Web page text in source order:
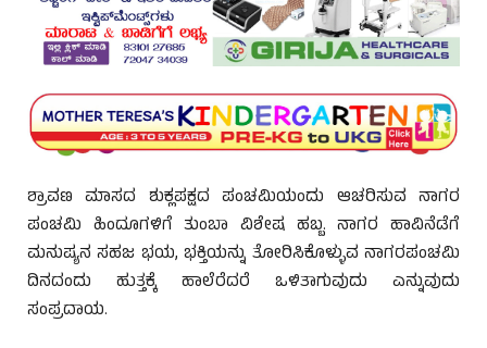
ಶ್ರಾವಣ ಮಾಸದ ಶುಕ್ಲಪಕ್ಷದ ಪಂಚಮಿಯಂದು ಆಚರಿಸುವ ನಾಗರ
ಪಂಚಮಿ ಹಿಂದೂಗಳಿಗೆ ತುಂಬಾ ವಿಶೇಷ ಹಬ್ಬ. ನಾಗರ ಹಾವಿನೆಡೆಗೆ
ಮನುಷ್ಯನ ಸಹಜ ಭಯ, ಭಕ್ತಿಯನ್ನು ತೋರಿಸಿಕೊಳ್ಳುವ ನಾಗರಪಂಚಮಿ
ದಿನದಂದು ಹುತ್ತಕ್ಕೆ ಹಾಲೆರೆದರೆ ಒಳಿತಾಗುವುದು ಎನ್ನುವುದು
ಸಂಪ್ರದಾಯ.